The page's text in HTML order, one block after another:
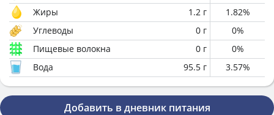
Жиры
1.2 г 1.82%
Углеводы
0 г 0%
Пищевые волокна
0 г 0%
Вода
95.5 г 3.57%
Добавить в дневник питания